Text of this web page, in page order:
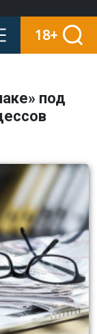
18+
под